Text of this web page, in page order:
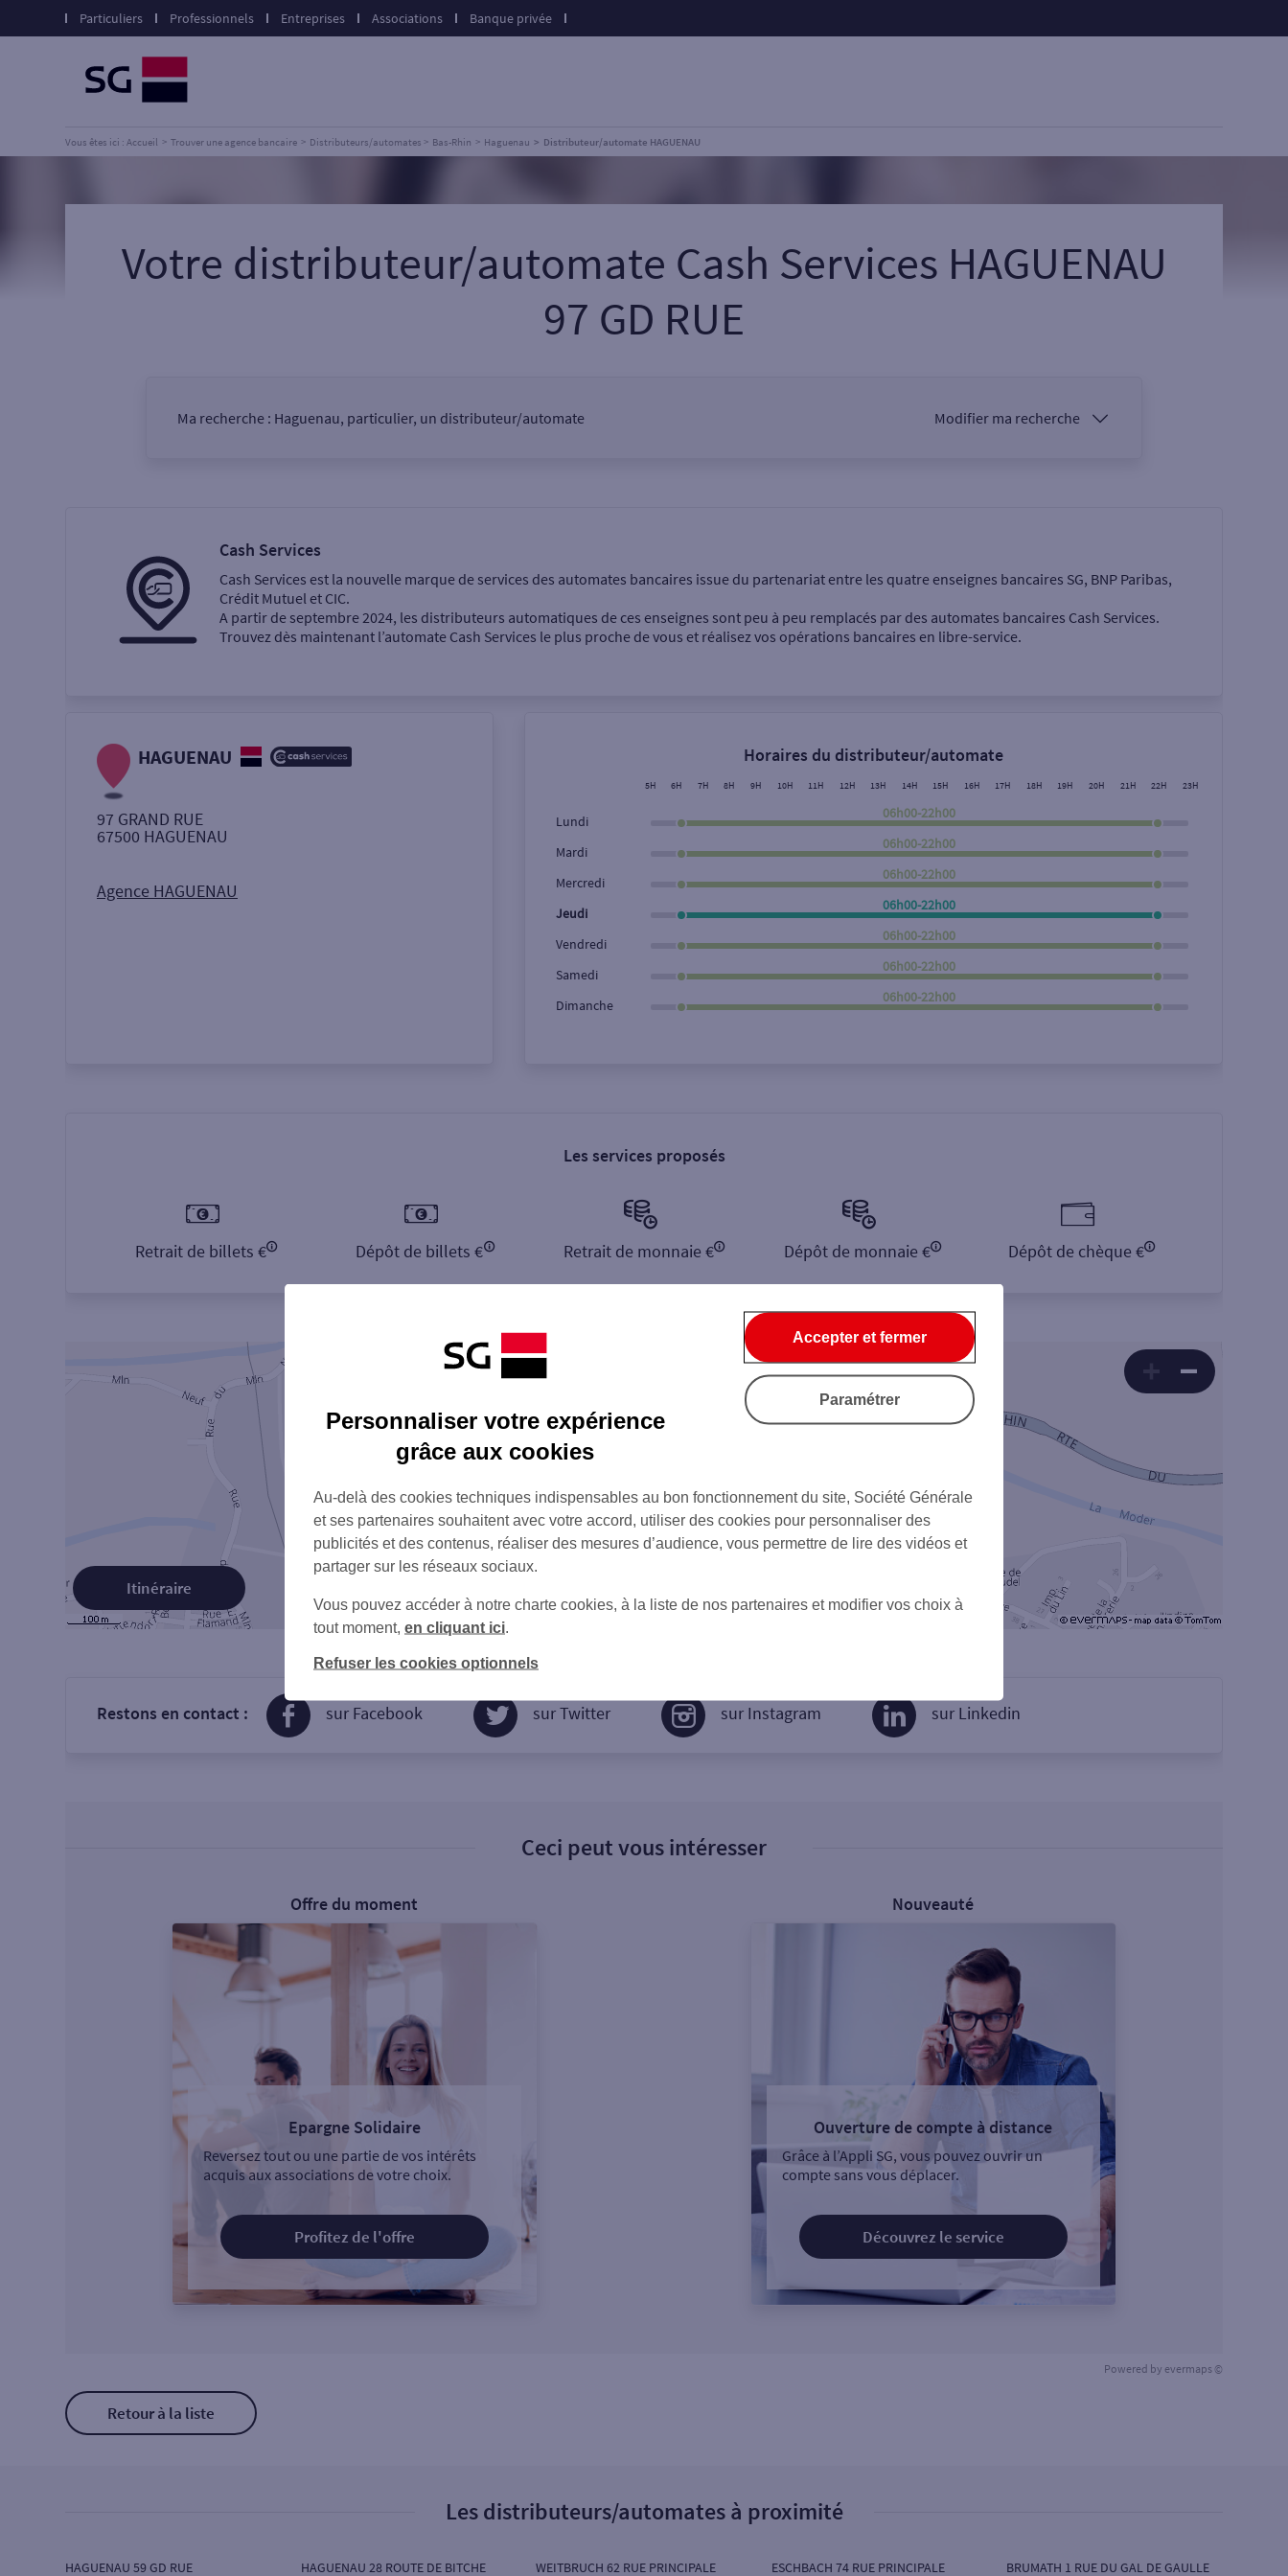
Particuliers Professionnels Entreprises Associations Banque privée
Vous êtes ici : Accueil Trouver une agence bancaire Distributeurs/automates Bas-Rhin Haguenau Distributeur/automate HAGUENAU
Votre distributeur/automate Cash Services HAGUENAU
97 GD RUE
Ma recherche : Haguenau, particulier, un distributeur/automate Modifier ma recherche
Ma recherche
Retrait de billets €
Retrait de monnaie €
Rue Rechercher
Cash Services
Cash Services est la nouvelle marque de services des automates bancaires issue du partenariat entre les quatre enseignes bancaires SG, BNP Paribas,
Crédit Mutuel et CIC.
A partir de septembre 2024, les distributeurs automatiques de ces enseignes sont peu à peu remplacés par des automates bancaires Cash Services.
Trouvez dès maintenant l’automate Cash Services le plus proche de vous et réalisez vos opérations bancaires en libre-service.
HAGUENAU
97 GRAND RUE
67500 HAGUENAU
Agence HAGUENAU
Horaires du distributeur/automate
5H 6H 7H 8H 9H 10H 11H 12H 13H 14H 15H 16H 17H 18H 19H 20H 21H 22H 23H
Lundi
06h00-22h00
Mardi
06h00-22h00
Mercredi
06h00-22h00
Jeudi
06h00-22h00
Vendredi
06h00-22h00
Samedi
06h00-22h00
Dimanche
06h00-22h00
Les services proposés
Retrait de billets € Dépôt de billets € Retrait de monnaie € Dépôt de monnaie € Dépôt de chèque €
Itinéraire
Restons en contact : sur Facebook sur Twitter sur Instagram sur Linkedin
Ceci peut vous intéresser
Offre du moment
Epargne Solidaire
Reversez tout ou une partie de vos intérêts
acquis aux associations de votre choix.
Profitez de l'offre
Nouveauté
Ouverture de compte à distance
Grâce à l’Appli SG, vous pouvez ouvrir un
compte sans vous déplacer.
Découvrez le service
Powered by evermaps ©
Retour à la liste
Les distributeurs/automates à proximité
HAGUENAU 59 GD RUE HAGUENAU 28 ROUTE DE BITCHE WEITBRUCH 62 RUE PRINCIPALE ESCHBACH 74 RUE PRINCIPALE BRUMATH 1 RUE DU GAL DE GAULLE
Personnaliser votre expérience
grâce aux cookies
Au-delà des cookies techniques indispensables au bon fonctionnement du site, Société Générale
et ses partenaires souhaitent avec votre accord, utiliser des cookies pour personnaliser des
publicités et des contenus, réaliser des mesures d’audience, vous permettre de lire des vidéos et
partager sur les réseaux sociaux.
Vous pouvez accéder à notre charte cookies, à la liste de nos partenaires et modifier vos choix à
tout moment, en cliquant ici
Refuser les cookies optionnels
Accepter et fermer
Paramétrer